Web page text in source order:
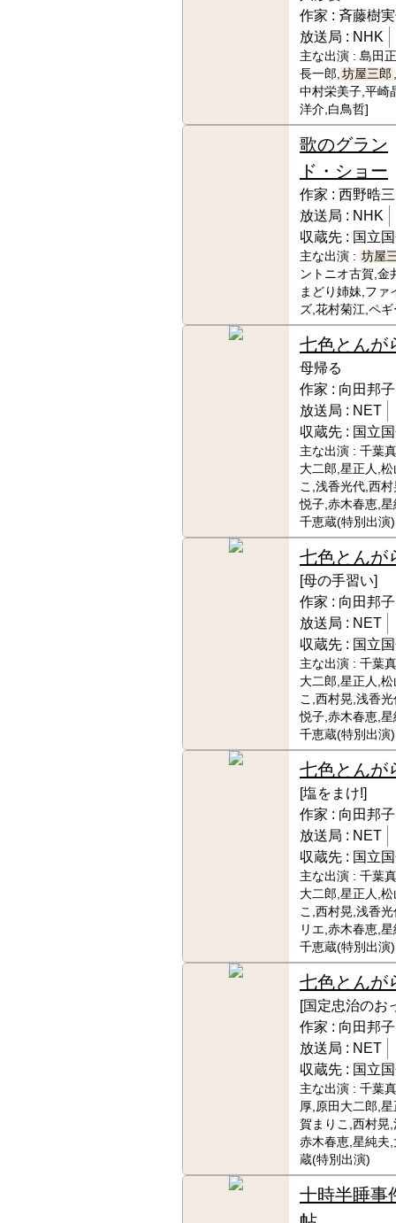
作家 : 斉藤樹
放送局 : NHK
主な出演 : 島田
長一郎, 坊屋三郎
中村栄美子,平崎
洋介,白鳥哲]
歌のグラン
ド・ショー
作家 : 西野晧三
放送局 : NHK
収蔵先 : 国立
主な出演 : 坊屋
ントニオ古賀,金
まどり姉妹,ファ
ズ,花村菊江,ペ
七色とんが
母帰る
作家 : 向田邦子
放送局 : NET
収蔵先 : 国立
主な出演 : 千葉
大二郎,星正人,
こ,浅香光代,西村
悦子,赤木春恵,
千恵蔵(特別出演)
七色とんが
[母の手習い]
作家 : 向田邦子
放送局 : NET
収蔵先 : 国立
主な出演 : 千葉
大二郎,星正人,
こ,西村晃,浅香光
悦子,赤木春恵,
千恵蔵(特別出演)
七色とんが
[塩をまけ!]
作家 : 向田邦子
放送局 : NET
収蔵先 : 国立
主な出演 : 千葉
大二郎,星正人,
こ,西村晃,浅香光
リエ,赤木春恵,
千恵蔵(特別出演)
七色とんが
[国定忠治のお
作家 : 向田邦子
放送局 : NET
収蔵先 : 国立
主な出演 : 千葉
厚,原田大二郎,
賀まりこ,西村晃
赤木春恵,星純夫
蔵(特別出演)
十時半睡事